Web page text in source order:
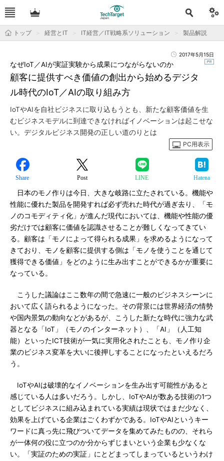
トップ 経営とIT IT経営／IT戦略系ソリューション 製品解説
2017年5月15日
顧客に提供すべき価値の創出から始めるデジタ
ル時代のIoT／AIの取り組み方
なぜIoT／AIが実証実験から成果につながらないのか
IoTやAIを自社ビジネスに取り込もうとも、新たな顧客価値を生
むビジネスモデルに到達できなければイノベーションは起こせな
い。デジタルビジネス開発の正しい道のりとは
PC用表示
Share Post LINE Hatena
日本のモノ作りは今日、大きな岐路に立たされている。機能や
性能に優れた製品を開発すれば必ず売れた時代が過ぎ去り、「モ
ノのコモディティ化」が進んだ現代においては、機能や性能の優
劣だけでは顧客に価値を認識させることが難しくなってきてい
る。顧客は「モノによって得られる成果」を求めるようになって
きており、モノを顧客に提供する側は「モノを使うことを通じて
獲得できる価値」をどのように生み出すことができるかが重要に
なっている。
こうした議論はここ数年の間で急速に一般のビジネスシーンに
おいて広く語られるようになった。その背景には世界経済の情勢
や国内景気の動向などがあるが、こうした新たな時代に強力な武
器となる「IoT」（モノのインターネット）、「AI」（人工知
能）といったICT技術が一気に実用化されたことも、モノ作り企
業のビジネス変革を大いに後押しすることになったといえるだろ
う。
IoTやAIは破壊的なイノベーションを生み出す可能性があると
感じている人は多いだろう。しかし、IoTやAIが数ある技術の1つ
としてビジネスに組み込まれている実績は現状ではまだ少なく、
効果を上げている企業はごくわずかである。IoTやAIというキー
ワードに真っ先に飛びついてデータを集めてみたものの、それら
が一体何の役に立つのか分からずじまいという企業も少なくな
い。「実証のための実証」にとどまってしまっているというわけ